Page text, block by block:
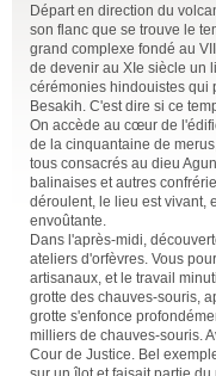
Départ en direction du
son flanc que se trouve le
grand complexe fondé au
de devenir au XIe siècle un
cérémonies hindouistes qui
Besakih. C'est dire si ce
On accède au cœur de
de la cinquantaine de
tous consacrés au dieu
balinaises et autres
déroulent, le lieu est vivant,
envoûtante.
Dans l'après-midi,
ateliers d'orfèvres. Vous
artisanaux, et le travail
grotte des chauves-souris,
grotte s'enfonce
milliers de chauves-souris.
Cour de Justice. Bel